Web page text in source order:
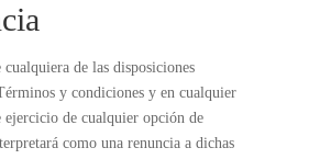
de las disposiciones
y condiciones y en cualquier
de cualquier opción de
como una renuncia a dichas